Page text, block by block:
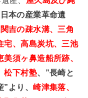
本の産業革命遺
吉の疎水溝、三角
宅、高島炭坑、三池
須ヶ鼻造船所跡、
松下村塾、”長崎と
”より、崎津集落、